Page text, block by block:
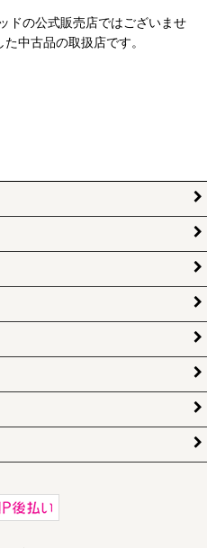
ドの公式販売店ではございませ
中古品の取扱店です。